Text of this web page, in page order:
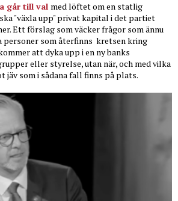
går till val med löftet om en statlig
"växla upp" privat kapital i det partiet
Ett förslag som väcker frågor som ännu
personer som återfinns kretsen kring
att dyka upp i en ny banks
eller styrelse, utan när, och med vilka
jäv som i sådana fall finns på plats.